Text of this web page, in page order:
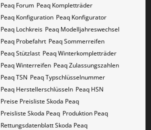
Peaq Forum Peaq Kompletträder
Peaq Konfiguration Peaq Konfigurator
Peaq Lochkreis Peaq Modelljahreswechsel
Peaq Probefahrt Peaq Sommerreifen
Peaq Stützlast Peaq Winterkompletträder
Peaq Winterreifen Peaq Zulassungszahlen
Peaq​​​​ TSN Peaq​​​​ Typschlüsselnummer
Peaq​​​​​ Herstellerschlüsseln Peaq​​​​​ HSN
Preise Preisliste Skoda Peaq
Preisliste Skoda Peaq Produktion Peaq
Rettungsdatenblatt Skoda Peaq